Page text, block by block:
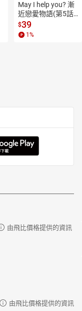
May I help you? 漸
近戀愛物語(第5話)
【電子書】
$39
1 %
由飛比價格提供的資訊
由飛比價格提供的資訊